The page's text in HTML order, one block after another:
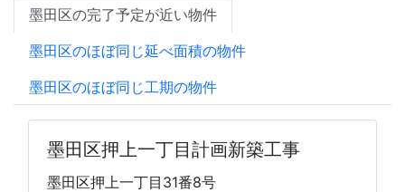
墨田区の完了予定が近い物件
墨田区のほぼ同じ延べ面積の物件
墨田区のほぼ同じ工期の物件
墨田区押上一丁目計画新築工事
墨田区押上一丁目31番8号